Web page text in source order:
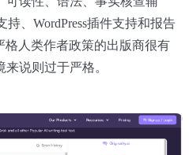
持、WordPress插件支持和报告
人类作者政策的出版商很有
说则过于严格。